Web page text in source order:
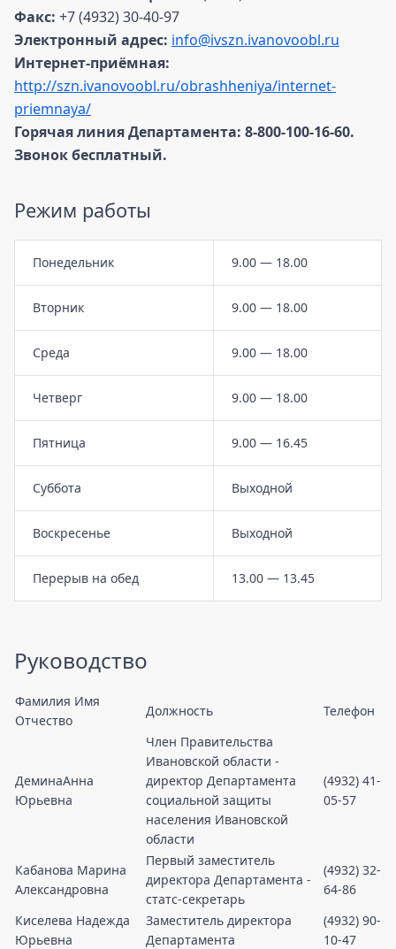
Факс: +7 (4932) 30-40-97
Электронный адрес: info@ivszn.ivanovoobl.ru
Интернет-приёмная:
http://szn.ivanovoobl.ru/obrashheniya/internet-
priemnaya/
Горячая линия Департамента: 8-800-100-16-60.
Звонок бесплатный.
Режим работы
Понедельник 9.00 — 18.00
Вторник 9.00 — 18.00
Среда 9.00 — 18.00
Четверг 9.00 — 18.00
Пятница 9.00 — 16.45
Суббота Выходной
Воскресенье Выходной
Перерыв на обед 13.00 — 13.45
Руководство
Фамилия Имя
Отчество
Должность Телефон
ДеминаАнна
Юрьевна
Член Правительства
Ивановской области -
директор Департамента
социальной защиты
населения Ивановской
области
(4932) 41-
05-57
Кабанова Марина
Александровна
Первый заместитель
директора Департамента -
статс-секретарь
(4932) 32-
64-86
Киселева Надежда
Юрьевна
Заместитель директора
Департамента
(4932) 90-
10-47